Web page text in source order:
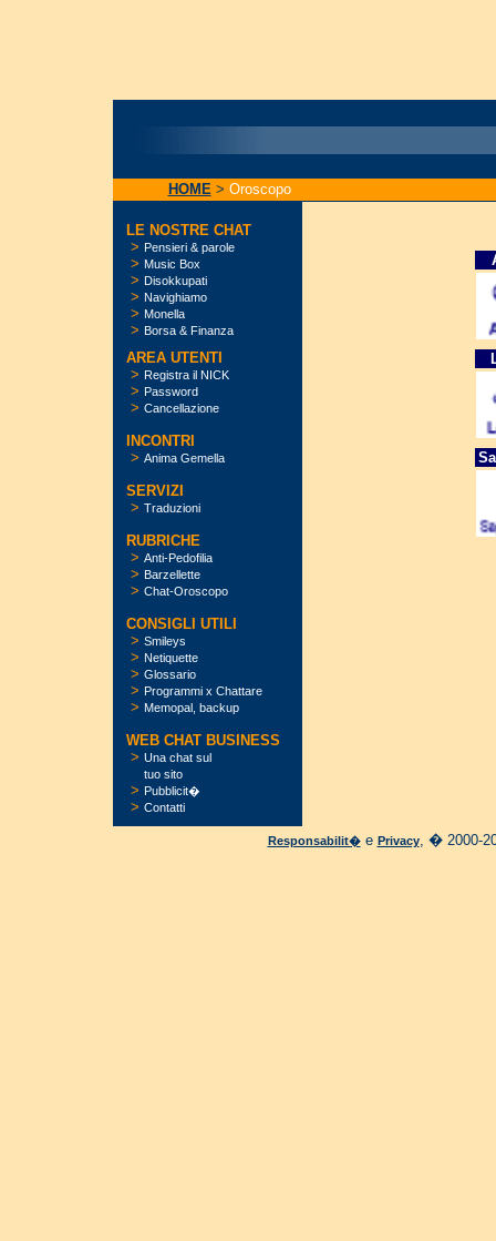
HOME> Oroscopo
LE NOSTRE CHAT
> Pensieri & parole
> Music Box
> Disokkupati
> Navighiamo
> Monella
> Borsa & Finanza
AREA UTENTI
> Registra il NICK
> Password
> Cancellazione
INCONTRI
> Anima Gemella
SERVIZI
> Traduzioni
RUBRICHE
> Anti-Pedofilia
> Barzellette
> Chat-Oroscopo
CONSIGLI UTILI
> Smileys
> Netiquette
> Glossario
> Programmi x Chattare
> Memopal, backup
WEB CHAT BUSINESS
> Una chat sul
tuo sito
> Pubblicit�
> Contatti
Responsabilit�e Privacy, � 2000-